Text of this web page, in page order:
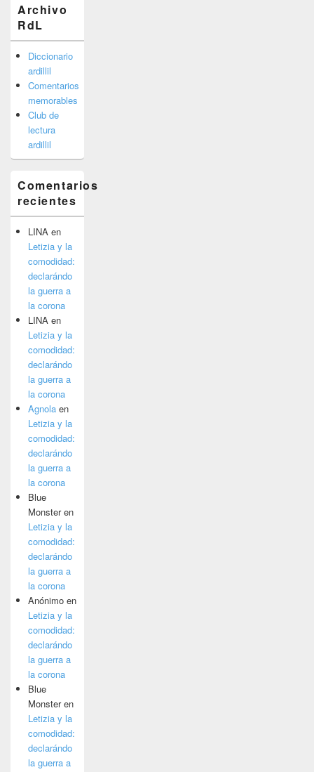
Archivo
RdL
Diccionario
ardillil
Comentarios
memorables
Club de
lectura
ardillil
Comentarios
recientes
LINA en
Letizia y la
comodidad:
declarándo
la guerra a
la corona
LINA en
Letizia y la
comodidad:
declarándo
la guerra a
la corona
Agnola en
Letizia y la
comodidad:
declarándo
la guerra a
la corona
Blue
Monsteren
Letizia y la
comodidad:
declarándo
la guerra a
la corona
Anónimo en
Letizia y la
comodidad:
declarándo
la guerra a
la corona
Blue
Monsteren
Letizia y la
comodidad:
declarándo
la guerra a